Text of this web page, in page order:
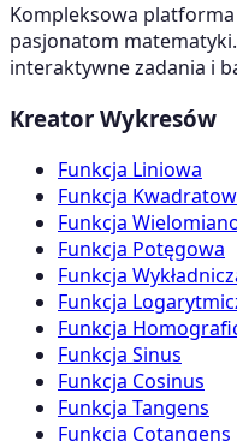
Kompleksowa
pasjonatom
interaktywne zadania i
Kreator Wykresów
Funkcja Liniowa
Funkcja
Funkcja
Funkcja Potęgowa
Funkcja
Funkcja
Funkcja
Funkcja Sinus
Funkcja Cosinus
Funkcja Tangens
Funkcja Cotangens